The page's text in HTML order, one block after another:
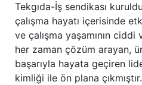
Tekgıda-İş sendikası
çalışma hayatı içerisinde
ve çalışma yaşamının ciddi
her zaman çözüm arayan,
başarıyla hayata geçiren
kimliği ile ön plana çıkmıştır.